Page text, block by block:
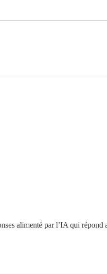
alimenté par l’IA qui répond